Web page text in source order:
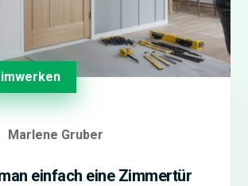
Marlene Gruber
einfach eine Zimmertür